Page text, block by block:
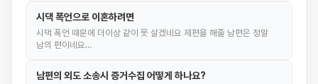
시댁 폭언으로 이혼하려면
시댁 폭언 때문에 더이상 같이 못 살겠네요 제편을 해줄 남편은 정말
남의 편이네요…
남편의 외도 소송시 증거수집 어떻게 하나요?